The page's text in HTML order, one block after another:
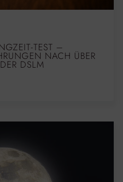
TEST –
NACH ÜBER
DSLM